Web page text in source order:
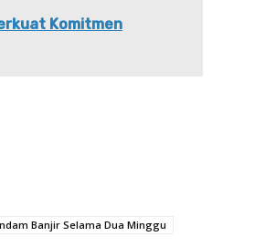
Komitmen
Banjir Selama Dua Minggu